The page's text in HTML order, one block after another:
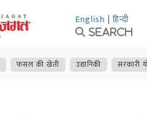
English | हिन्दी
Search
फसल की खेती उद्यानिकी सरकारी